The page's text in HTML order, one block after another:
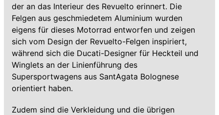
der an das Interieur des Revuelto erinnert. Die
Felgen aus geschmiedetem Aluminium wurden
eigens für dieses Motorrad entworfen und zeigen
sich vom Design der Revuelto-Felgen inspiriert,
während sich die Ducati-Designer für Heckteil und
Winglets an der Linienführung des
Supersportwagens aus SantAgata Bolognese
orientiert haben.
Zudem sind die Verkleidung und die übrigen